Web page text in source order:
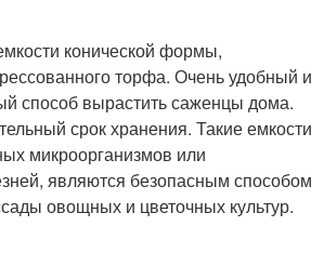
конической формы,
торфа. Очень удобный и
способ вырастить саженцы дома.
срок хранения. Такие емкости
микроорганизмов или
являются безопасным способом
овощных и цветочных культур.